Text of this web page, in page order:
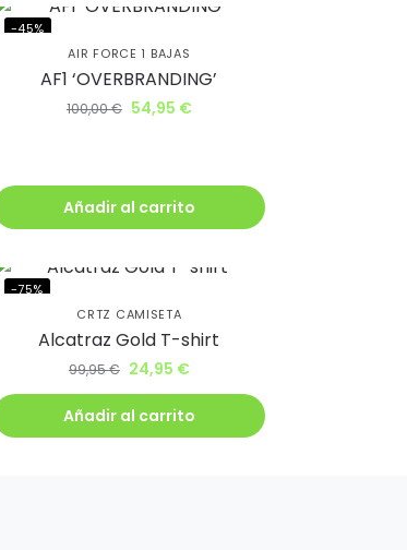
-45%
AIR FORCE 1 BAJAS
AF1 ‘OVERBRANDING’
100,00€ 54,95 €
Añadir al carrito
-75%
CRTZ CAMISETA
Alcatraz Gold T-shirt
99,95€ 24,95 €
Añadir al carrito